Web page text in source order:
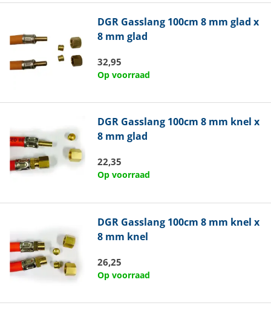
DGR Gasslang 100cm 8 mm glad x
8 mm glad
32,95
Op voorraad
DGR Gasslang 100cm 8 mm knel x
8 mm glad
22,35
Op voorraad
DGR Gasslang 100cm 8 mm knel x
8 mm knel
26,25
Op voorraad